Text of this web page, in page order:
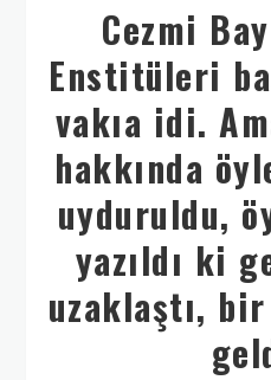
Cezmi
Enstitüleri
vakıa idi.
hakkında
uyduruldu,
yazıldı ki
uzaklaştı,